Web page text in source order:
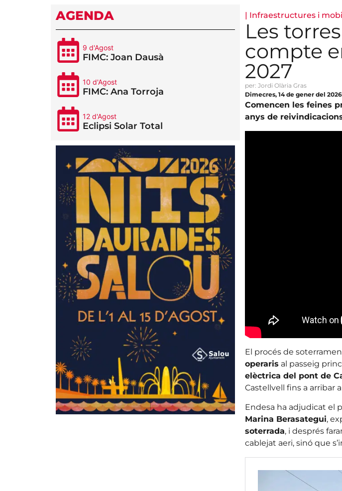
AGENDA
9 d'Agost
FIMC: Joan Dausà
10 d'Agost
FIMC: Ana Torroja
12 d'Agost
Eclipsi Solar Total
| Infraestructures i
Les
compte
2027
per: Jordi Olària Gras
Dimecres, 14 de gener del 2026
Comencen les feines
anys de
El procés de
operaris al passeig
elèctrica del pont de
Castellvell fins a arribar
Endesa ha adjudicat el
Marina Berasategui,
soterrada, i després
cablejat aeri, sinó que